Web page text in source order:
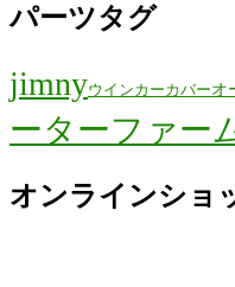
パーツタグ
jimnyウインカーカバーオ
ーターファー
オンラインショ